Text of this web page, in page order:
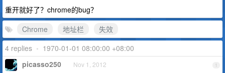
重开就好了？chrome的bug？
Chrome
地址栏
失效
4 replies • 1970-01-01 08:00:00 +08:00
1
picasso250 Nov 1, 2012